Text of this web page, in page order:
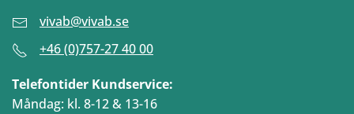
vivab@vivab.se
+46 (0)757-27 40 00
Telefontider Kundservice:
Måndag: kl. 8-12 & 13-16